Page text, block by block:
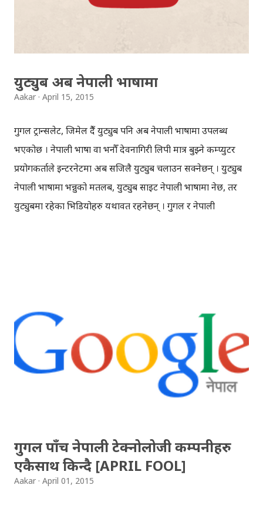
युट्युब अब नेपाली भाषामा
Aakar April 15, 2015
गुगल ट्रान्सलेट, जिमेल हुँदै युट्युब पनि अब नेपाली भाषामा उपलब्ध
भएकोछ । नेपाली भाषा वा भनौँ देवनागिरी लिपी मात्र बुझ्ने कम्प्युटर
प्रयोगकर्ताले इन्टरनेटमा अब सजिलै युट्युब चलाउन सक्नेछन् । युट्युब
नेपाली भाषामा भन्नुको मतलब, युट्युब साइट नेपाली भाषामा हुनेछ, तर
युट्युबमा रहेका भिडियोहरु यथावत रहनेछन् । गुगल र नेपाली
भएको थियो। युट्युब नेपाली भाषामा कसरी प्रयोग गर्ने? युट्युब पेजको
तल रहेको 'सेटिङस्'मा गएर, 'ल्याङ्वेज सेक्सन'मा नेपाली भाषा छान्न
सकिन्छ । नेपाली 'क्लिक' गरेपछि, तपाईको लागि युट्युब नेपाली
भाषामा उपलब्ध हुन्छ । साइटमा, केही ठाउँमा अंग्रेजी शब्दलाई ठाडो
नेपाली भाषामा अनुवाद गरेको अमिल्दो देखिन्छ। जस्तो कि 'प्रेस'
गुगल पाँच नेपाली टेक्नोलोजी कम्पनीहरु
एकैसाथ किन्दै [APRIL FOOL]
Aakar April 01, 2015